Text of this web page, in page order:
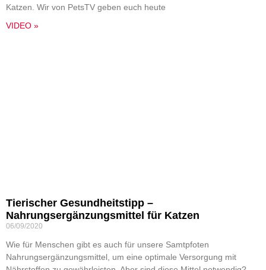
Katzen. Wir von PetsTV geben euch heute
VIDEO »
Tierischer Gesundheitstipp –
Nahrungsergänzungsmittel für Katzen
06/09/2020
Wie für Menschen gibt es auch für unsere Samtpfoten
Nahrungsergänzungsmittel, um eine optimale Versorgung mit